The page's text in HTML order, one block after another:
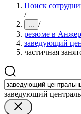
Поиск
/
... /
резюме в
заведующий
частичная
заведующий